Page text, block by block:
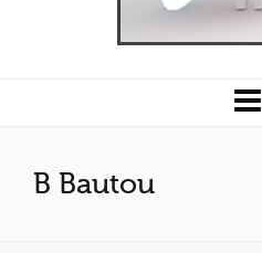
B Bautou